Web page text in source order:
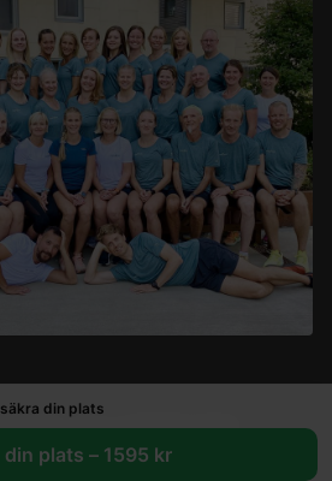
din plats
din plats – 1595 kr
AB · Org.nr 559262-0024
TikTok